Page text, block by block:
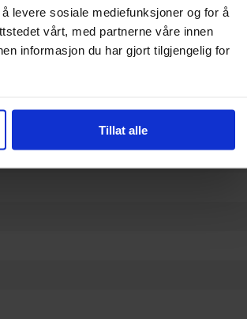
levere sosiale mediefunksjoner og for å
vårt, med partnerne våre innen
informasjon du har gjort tilgjengelig for
Tillat alle